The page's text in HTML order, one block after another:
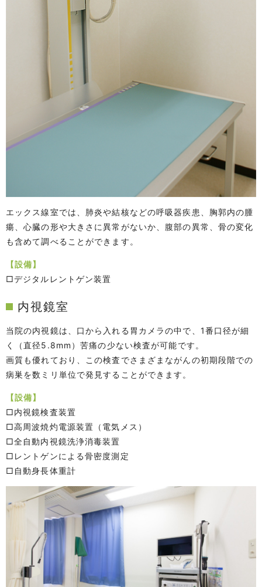
エックス線室では、肺炎や結核などの呼吸器疾患、胸郭内の腫
瘍、心臓の形や大きさに異常がないか、腹部の異常、骨の変化
も含めて調べることができます。
【設備】
□デジタルレントゲン装置
内視鏡室
当院の内視鏡は、口から入れる胃カメラの中で、1番口径が細
く（直径5.8mm）苦痛の少ない検査が可能です。
画質も優れており、この検査でさまざまながんの初期段階での
病巣を数ミリ単位で発見することができます。
【設備】
□内視鏡検査装置
□高周波焼灼電源装置（電気メス）
□全自動内視鏡洗浄消毒装置
□レントゲンによる骨密度測定
□自動身長体重計